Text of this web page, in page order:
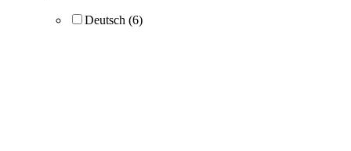
Deutsch (6)